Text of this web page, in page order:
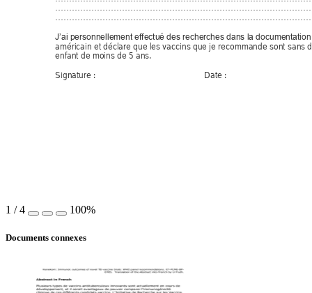
J’ai personnellement effectué des recherches dans la
américain et déclare que les vaccins que je recommande sont sans
enfant de moins de 5 ans.
Signature :                                                Date :
1 /4 100%
Documents connexes